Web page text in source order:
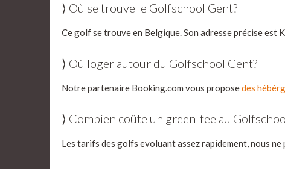
⟩ Où se trouve le Golfschool Gent?
Ce golf se trouve en Belgique. Son adresse précise est
⟩ Où loger autour du Golfschool Gent?
Notre partenaire Booking.com vous proposedes
⟩ Combien coûte un green-fee au
Les tarifs des golfs evoluant assez rapidement, nous